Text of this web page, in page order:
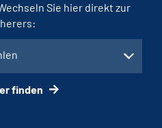
Sie hier direkt zur
finden